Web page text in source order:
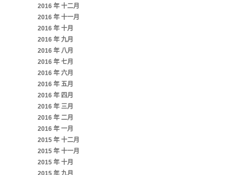
2016 年 十二月
2016 年 十一月
2016 年 十月
2016 年 九月
2016 年 八月
2016 年 七月
2016 年 六月
2016 年 五月
2016 年 四月
2016 年 三月
2016 年 二月
2016 年 一月
2015 年 十二月
2015 年 十一月
2015 年 十月
2015 年 九月